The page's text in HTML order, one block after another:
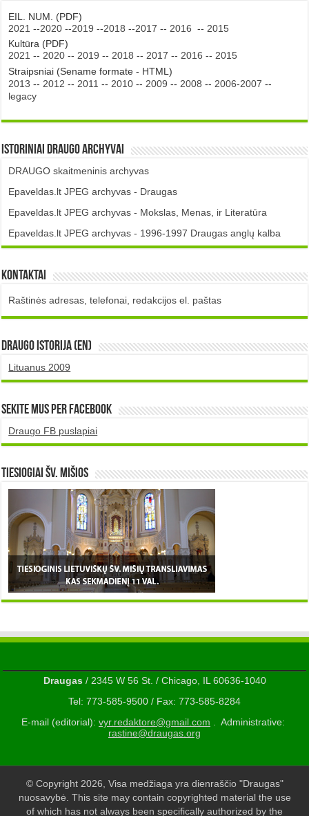
EIL. NUM. (PDF)
2021 --2020 --2019 --2018 --2017 -- 2016 -- 2015
Kultūra (PDF)
2021 -- 2020 -- 2019 -- 2018 -- 2017 -- 2016 -- 2015
Straipsniai (Sename formate - HTML)
2013 -- 2012 -- 2011 -- 2010 -- 2009 -- 2008 -- 2006-2007 --
legacy
Istoriniai DRAUGO Archyvai
DRAUGO skaitmeninis archyvas
Epaveldas.lt JPEG archyvas - Draugas
Epaveldas.lt JPEG archyvas - Mokslas, Menas, ir Literatūra
Epaveldas.lt JPEG archyvas - 1996-1997 Draugas anglų kalba
Kontaktai
Raštinės adresas, telefonai, redakcijos el. paštas
DRAUGO istorija (EN)
Lituanus 2009
Sekite mus per Facebook
Draugo FB puslapiai
TIESIOGIAI šv. MIŠIOS
Draugas/ 2345 W 56 St. / Chicago, IL 60636-1040
Tel: 773-585-9500 / Fax: 773-585-8284
E-mail (editorial): vyr.redaktore@gmail.com . Administrative:
rastine@draugas.org
© Copyright 2026, Visa medžiaga yra dienraščio "Draugas"
nuosavybė. This site may contain copyrighted material the use
of which has not always been specifically authorized by the